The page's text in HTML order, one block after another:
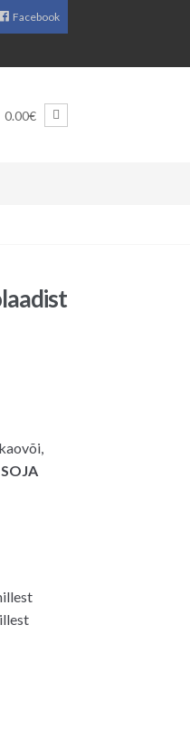
Facebook
0.00€
SOJA